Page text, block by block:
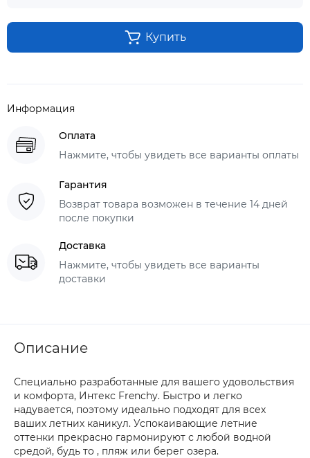
Купить
Информация
Оплата
Нажмите, чтобы увидеть все варианты оплаты
Гарантия
Возврат товара возможен в течение 14 дней
после покупки
Доставка
Нажмите, чтобы увидеть все варианты
доставки
Описание
Специально разработанные для вашего удовольствия
и комфорта, Интекс Frenchy. Быстро и легко
надувается, поэтому идеально подходят для всех
ваших летних каникул. Успокаивающие летние
оттенки прекрасно гармонируют с любой водной
средой, будь то , пляж или берег озера.